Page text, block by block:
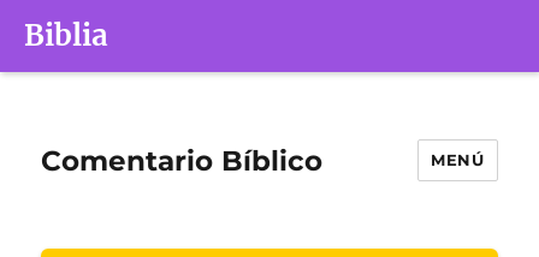
Biblia
Comentario Bíblico MENÚ